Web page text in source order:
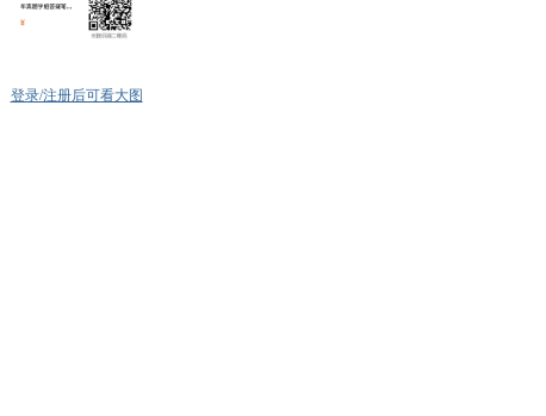
登录/注册后可看大图